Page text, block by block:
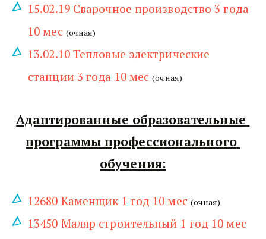
15.02.19 Сварочное производство 3 года
10 мес (очная)
13.02.10 Тепловые электрические
станции 3 года 10 мес (очная)
Адаптированные образовательные
программы профессионального
обучения:
12680 Каменщик 1 год 10 мес (очная)
13450 Маляр строительный 1 год 10 мес